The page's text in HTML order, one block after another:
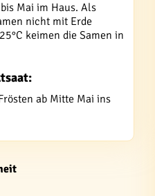
Mai im Haus. Als
nicht mit Erde
keimen die Samen in
ab Mitte Mai ins